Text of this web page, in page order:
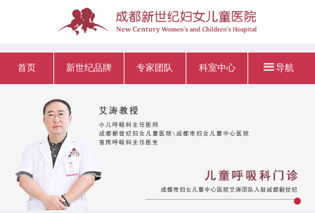
首页 新世纪品牌 专家团队 科室中心 导航